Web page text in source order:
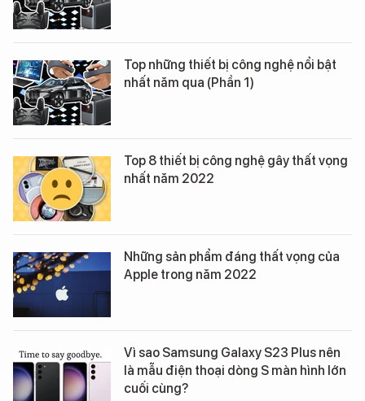
Top những thiết bị công nghệ nổi bật
nhất năm qua (Phần 1)
Top 8 thiết bị công nghệ gây thất vọng
nhất năm 2022
Những sản phẩm đáng thất vọng của
Apple trong năm 2022
Vì sao Samsung Galaxy S23 Plus nên
là mẫu điện thoại dòng S màn hình lớn
cuối cùng?